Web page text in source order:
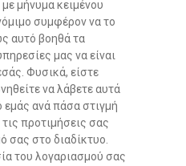
μήνυμα κειμένου
συμφέρον να το
αυτό βοηθά τα
μας να είναι
Φυσικά, είστε
να λάβετε αυτά
εμάς ανά πάσα στιγμή
προτιμήσεις σας
σας στο διαδίκτυο.
του λογαριασμού σας